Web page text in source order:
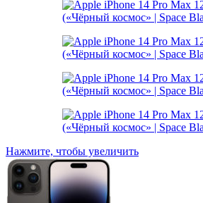
Нажмите, чтобы увеличить